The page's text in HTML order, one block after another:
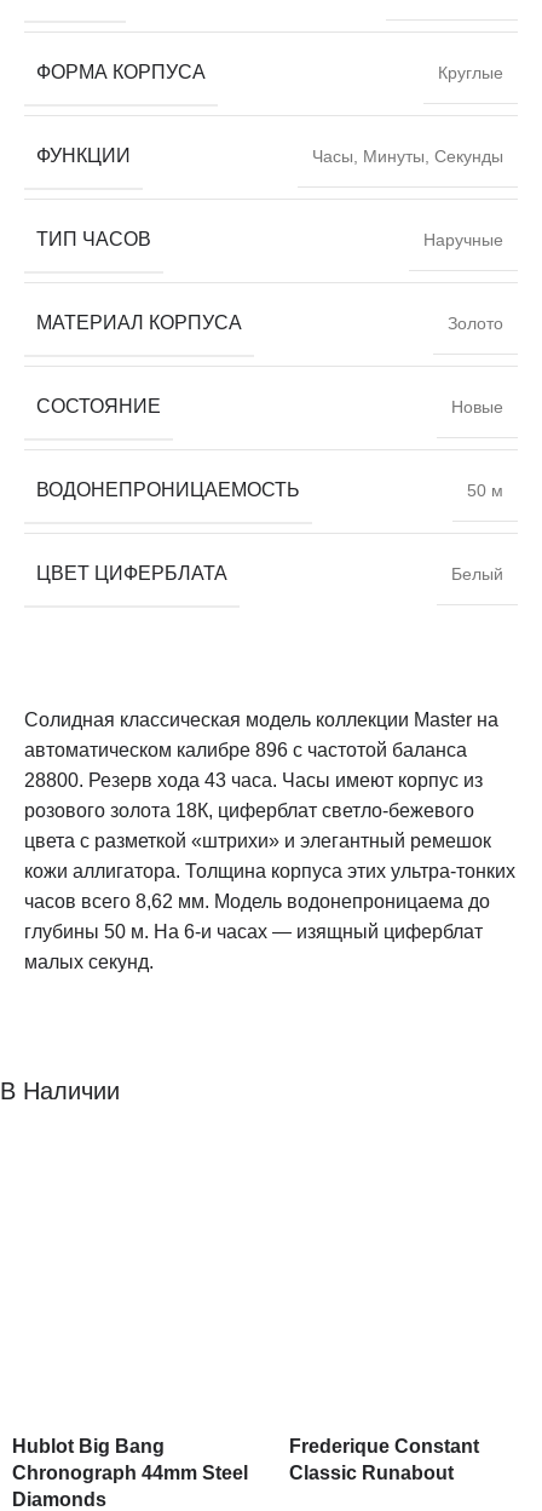
ФОРМА КОРПУСА Круглые
ФУНКЦИИ Часы, Минуты, Секунды
ТИП ЧАСОВ Наручные
МАТЕРИАЛ КОРПУСА Золото
СОСТОЯНИЕ Новые
ВОДОНЕПРОНИЦАЕМОСТЬ 50 м
ЦВЕТ ЦИФЕРБЛАТА Белый
Солидная классическая модель коллекции Master на
автоматическом калибре 896 с частотой баланса
28800. Резерв хода 43 часа. Часы имеют корпус из
розового золота 18К, циферблат светло-бежевого
цвета с разметкой «штрихи» и элегантный ремешок
кожи аллигатора. Толщина корпуса этих ультра-тонких
часов всего 8,62 мм. Модель водонепроницаема до
глубины 50 м. На 6-и часах — изящный циферблат
малых секунд.
В Наличии
Hublot Big Bang
Chronograph 44mm Steel
Diamonds
Frederique Constant
Classic Runabout